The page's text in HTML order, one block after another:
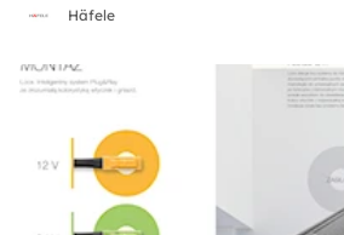
Häfele